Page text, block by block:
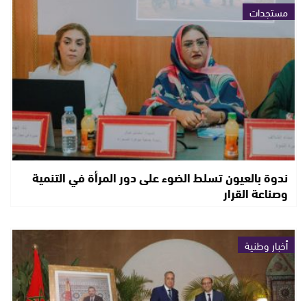
مستجدات
ندوة بالعيون تسلط الضوء على دور المرأة في التنمية
وصناعة القرار
أخبار وطنية